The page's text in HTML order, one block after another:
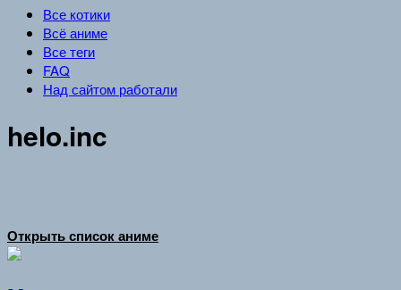
Все котики
Всё аниме
Все теги
FAQ
Над сайтом работали
helo.inc
Открыть список аниме